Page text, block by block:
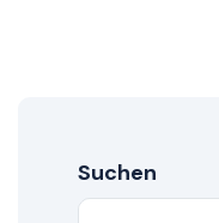
Suchen